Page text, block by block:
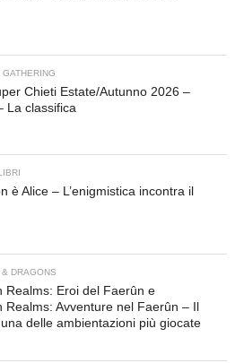
Chieti Estate/Autunno 2026 –
La classifica
è Alice – L’enigmistica incontra il
DRAGONS
Realms: Eroi del Faerûn e
Realms: Avventure nel Faerûn – Il
delle ambientazioni più giocate